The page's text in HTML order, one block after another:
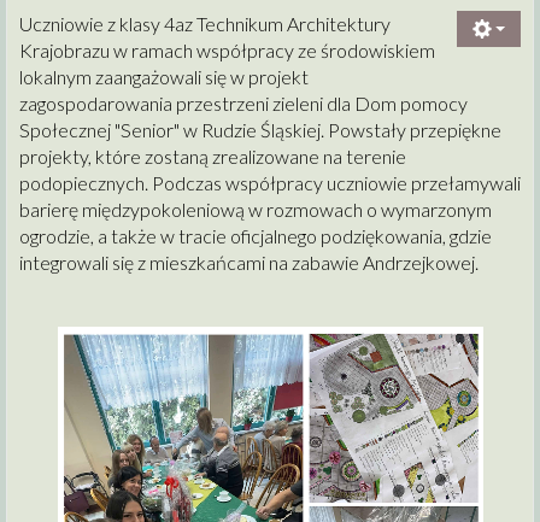
Uczniowie z klasy 4az Technikum Architektury
Krajobrazu w ramach współpracy ze środowiskiem
lokalnym zaangażowali się w projekt
zagospodarowania przestrzeni zieleni dla Dom pomocy
Społecznej "Senior" w Rudzie Śląskiej. Powstały przepiękne
projekty, które zostaną zrealizowane na terenie
podopiecznych. Podczas współpracy uczniowie przełamywali
barierę międzypokoleniową w rozmowach o wymarzonym
ogrodzie, a także w tracie oficjalnego podziękowania, gdzie
integrowali się z mieszkańcami na zabawie Andrzejkowej.